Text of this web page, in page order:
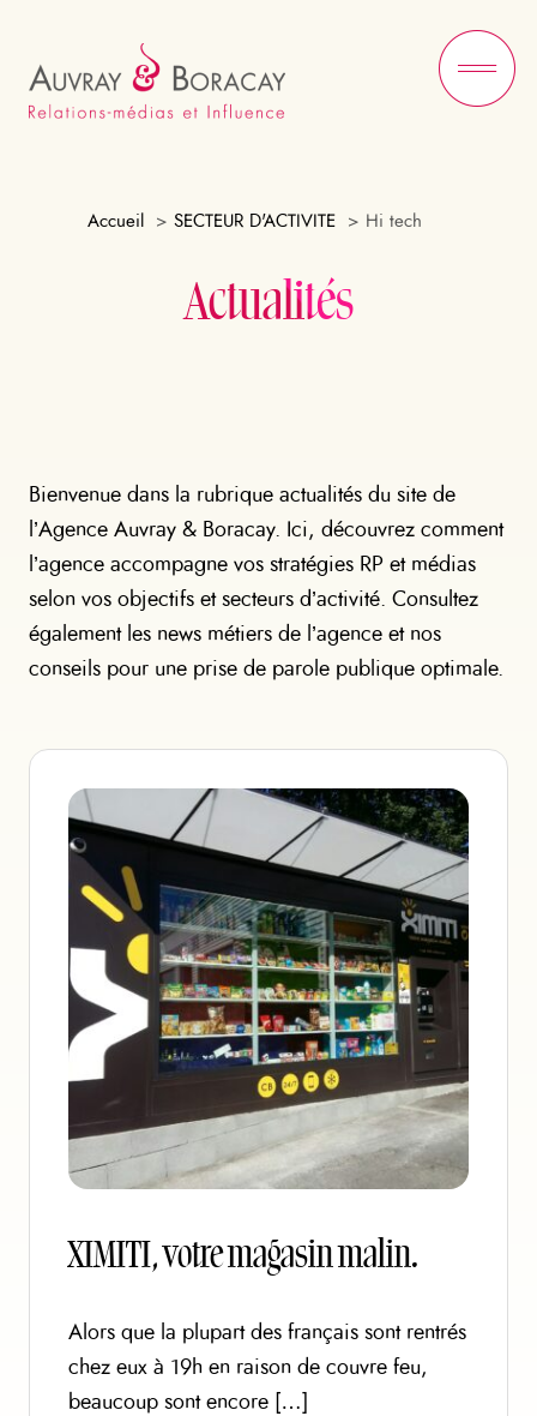
Accueil SECTEUR D'ACTIVITE Hi tech
Actualités
Bienvenue dans la rubrique actualités du site de
l’Agence Auvray & Boracay. Ici, découvrez comment
l’agence accompagne vos stratégies RP et médias
selon vos objectifs et secteurs d’activité. Consultez
également les news métiers de l’agence et nos
conseils pour une prise de parole publique optimale.
XIMITI, votre magasin malin.
Alors que la plupart des français sont rentrés
chez eux à 19h en raison de couvre feu,
beaucoup sont encore […]